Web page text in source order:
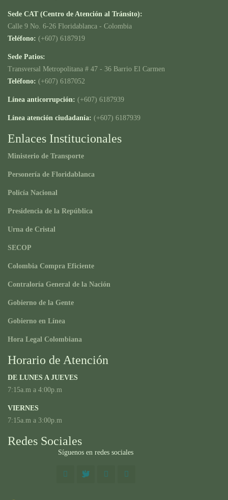
Sede CAT (Centro de Atención al Tránsito):
Calle 9 No. 6-26 Floridablanca - Colombia
Teléfono: (+607) 6187919
Sede Patios:
Transversal Metropolitana # 47 - 36 Barrio El Carmen
Teléfono: (+607) 6187052
Línea anticorrupción: (+607) 6187939
Línea atención ciudadanía: (+607) 6187939
Enlaces Institucionales
Ministerio de Transporte
Personería de Floridablanca
Policía Nacional
Presidencia de la República
Urna de Cristal
SECOP
Colombia Compra Eficiente
Contraloría General de la Nación
Gobierno de la Gente
Gobierno en Línea
Hora Legal Colombiana
Horario de Atención
DE LUNES A JUEVES
7:15a.m a 4:00p.m
VIERNES
7:15a.m a 3:00p.m
Redes Sociales
Síguenos en redes sociales